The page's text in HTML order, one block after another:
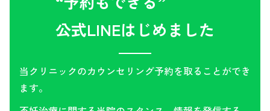
公式LINEはじめました
当クリニックのカウンセリング予約を取ることができ
ます。